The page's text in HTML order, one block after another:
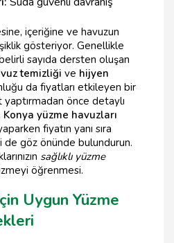
içeriğine ve havuzun
gösteriyor. Genellikle
sayıda dersten oluşan
temizliği ve hijyen
da fiyatları etkileyen bir
önce detaylı
Konya yüzme havuzları
fiyatın yanı sıra
göz önünde bulundurun.
sağlıklı yüzme
öğrenmesi.
Uygun Yüzme